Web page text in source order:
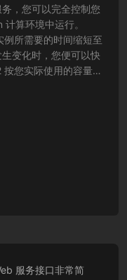
，您可以完全控制您
算环境中运行。
所需要的时间缩短至
变化时，您便可以快
您实际使用的容量收
及排除常见故障情况
服务接口非常简